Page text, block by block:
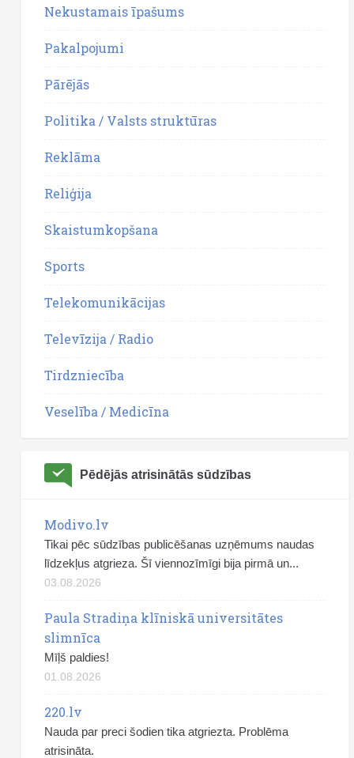
Nekustamais īpašums
Pakalpojumi
Pārējās
Politika / Valsts struktūras
Reklāma
Reliģija
Skaistumkopšana
Sports
Telekomunikācijas
Televīzija / Radio
Tirdzniecība
Veselība / Medicīna
Pēdējās atrisinātās sūdzības
Modivo.lv
Tikai pēc sūdzības publicēšanas uzņēmums naudas
līdzekļus atgrieza. Šī viennozīmīgi bija pirmā un...
03.08.2026
Paula Stradiņa klīniskā universitātes
slimnīca
Mīļš paldies!
01.08.2026
220.lv
Nauda par preci šodien tika atgriezta. Problēma
atrisināta.